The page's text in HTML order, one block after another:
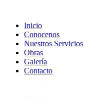
Inicio
Conocenos
Nuestros Servicios
Obras
Galería
Contacto